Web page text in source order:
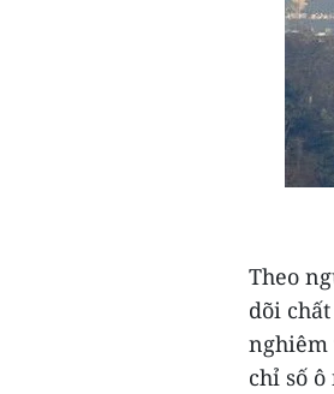
Theo
dõi
nghiêm
chỉ số